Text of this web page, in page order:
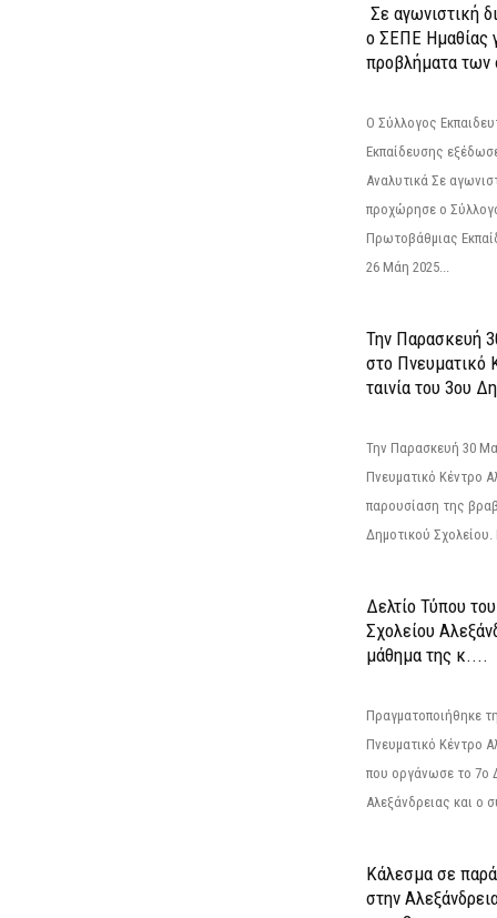
Σε αγωνιστική
ο ΣΕΠΕ Ημαθίας
προβλήματα των
Ο Σύλλογος
Εκπαίδευσης
Αναλυτικά Σε
προχώρησε ο
Πρωτοβάθμιας
26 Μάη 2025...
Την Παρασκευή
στο Πνευματικό
ταινία του 3ου
Την Παρασκευή 30
Πνευματικό Κέντρο
παρουσίαση της
Δημοτικού Σχολείου.
Δελτίο Τύπου
Σχολείου
μάθημα της κ....
Πραγματοποιήθηκε
Πνευματικό Κέντρο
που οργάνωσε το 7ο
Αλεξάνδρειας και ο
Κάλεσμα σε
στην